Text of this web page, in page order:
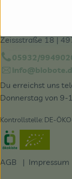
Zeissstraße 18 |
05932/
Du erreichst uns
Donnerstag von 9-
Kontrollstelle: DE-
Externer Link
AGB | Impressum